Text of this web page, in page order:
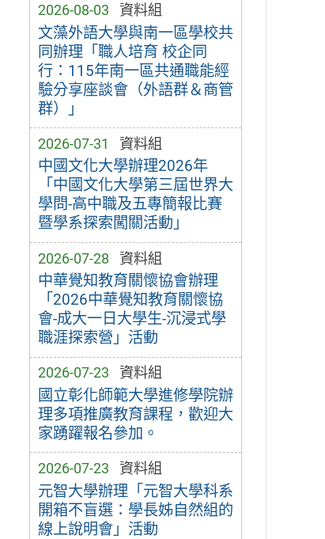
2026-08-03 資料組
文藻外語大學與南一區學校共
同辦理「職人培育 校企同
行：115年南一區共通職能經
驗分享座談會（外語群＆商管
群）」
2026-07-31 資料組
中國文化大學辦理2026年
「中國文化大學第三屆世界大
學問-高中職及五專簡報比賽
暨學系探索闖關活動」
2026-07-28 資料組
中華覺知教育關懷協會辦理
「2026中華覺知教育關懷協
會-成大一日大學生-沉浸式學
職涯探索營」活動
2026-07-23 資料組
國立彰化師範大學進修學院辦
理多項推廣教育課程，歡迎大
家踴躍報名參加。
2026-07-23 資料組
元智大學辦理「元智大學科系
開箱不盲選：學長姊自然組的
線上說明會」活動